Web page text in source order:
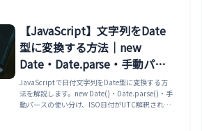
性）、some/findとの使い分け、オブジェクト配
列での注意点、ホワイトリスト判定・タグ重複チ
ェック・入力バリデーションの実務パターンまで
網羅。
【JavaScript】文字列をDate
型に変換する方法｜new
Date・Date.parse・手動パー
スとタイムゾーンの罠
JavaScriptで日付文字列をDate型に変換する方
法を解説します。new Date()・Date.parse()・手
動パースの使い分け、ISO日付がUTC解釈される